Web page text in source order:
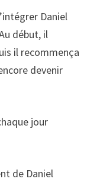
Daniel
début, il
il recommença
devenir
jour
de Daniel